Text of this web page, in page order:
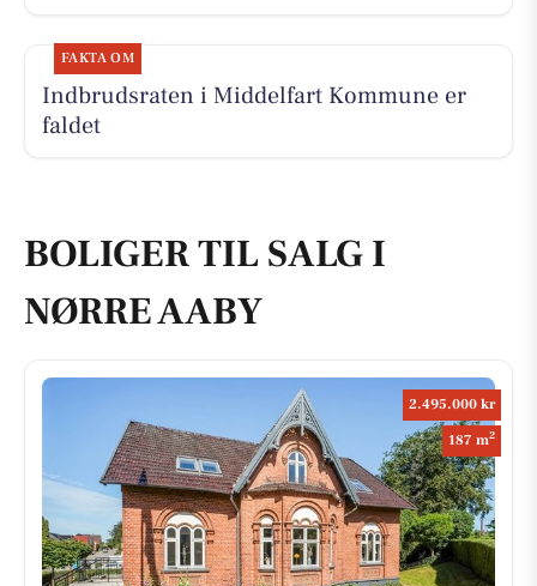
FAKTA OM
Indbrudsraten i Middelfart Kommune er
faldet
BOLIGER TIL SALG I
NØRRE AABY
2.495.000 kr
187 m2